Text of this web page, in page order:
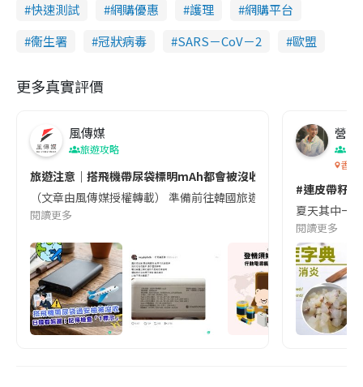
快速測試
網購優惠 護理
網購平台
衞生署
冠狀病毒 SARS－CoV－2 歐盟
更多真實評價
風傳媒
旅遊攻略
旅遊注意｜搭飛機帶尿袋標明mAh都會被沒收😱出發前切記檢查
（文章由風傳媒授權轉載） 準備前往韓國旅遊的民眾，近期要
閱讀更多
營養
香港
#連皮帶籽
夏天其中一
閱讀更多